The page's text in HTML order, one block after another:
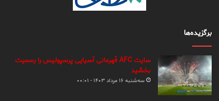
برگزیده‌ها
سایت AFC قهرمانی آسیایی پرسپولیس را رسمیت
بخشید
سه‌شنبه ۱۶ مرداد ۱۴۰۳ - ۰۰:۰۱